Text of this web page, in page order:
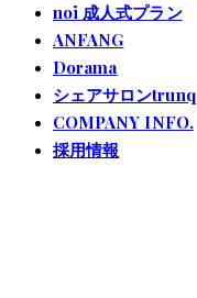
noi 成人式プラン
ANFANG
Dorama
シェアサロンtrunq
COMPANY INFO.
採用情報